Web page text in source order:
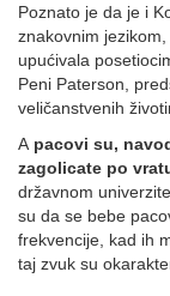
Poznato je da je i
znakovnim
upućivala
Peni Paterson,
veličanstvenih
A pacovi su,
zagolicate po
državnom
su da se bebe
frekvencije, kad ih
taj zvuk su